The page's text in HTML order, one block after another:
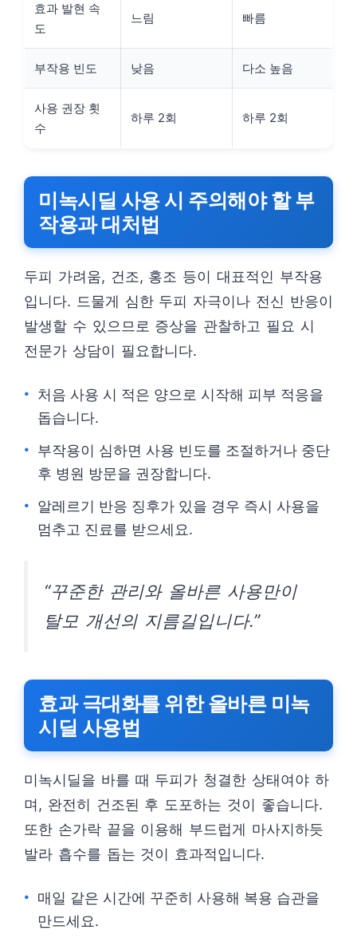
효과 발현 속
도
느림 빠름
부작용 빈도 낮음 다소 높음
사용 권장 횟
수
하루 2회 하루 2회
미녹시딜 사용 시 주의해야 할 부
작용과 대처법
두피 가려움, 건조, 홍조 등이 대표적인 부작용
입니다. 드물게 심한 두피 자극이나 전신 반응이
발생할 수 있으므로 증상을 관찰하고 필요 시
전문가 상담이 필요합니다.
처음 사용 시 적은 양으로 시작해 피부 적응을
돕습니다.
부작용이 심하면 사용 빈도를 조절하거나 중단
후 병원 방문을 권장합니다.
알레르기 반응 징후가 있을 경우 즉시 사용을
멈추고 진료를 받으세요.
“꾸준한 관리와 올바른 사용만이
탈모 개선의 지름길입니다.”
효과 극대화를 위한 올바른 미녹
시딜 사용법
미녹시딜을 바를 때 두피가 청결한 상태여야 하
며, 완전히 건조된 후 도포하는 것이 좋습니다.
또한 손가락 끝을 이용해 부드럽게 마사지하듯
발라 흡수를 돕는 것이 효과적입니다.
매일 같은 시간에 꾸준히 사용해 복용 습관을
만드세요.